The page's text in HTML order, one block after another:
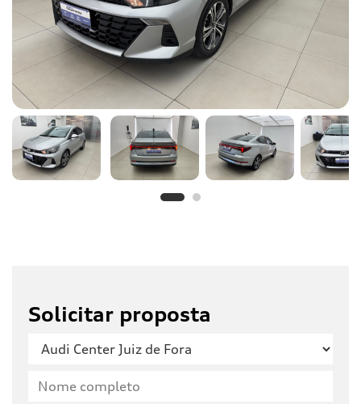
Solicitar proposta